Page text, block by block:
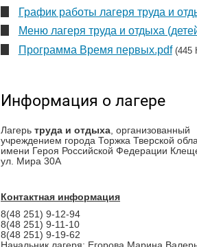
График работы лагеря труда и
Меню лагеря труда и отдыха
Программа Время первых.pdf (445
Информация о лагере
Лагерь труда и отдыха,
учреждением города Торжка Тверской
имени Героя Российской Федерации
ул. Мира 30А
Контактная информация
8(48 251) 9-12-94
8(48 251) 9-11-10
8(48 251) 9-19-62